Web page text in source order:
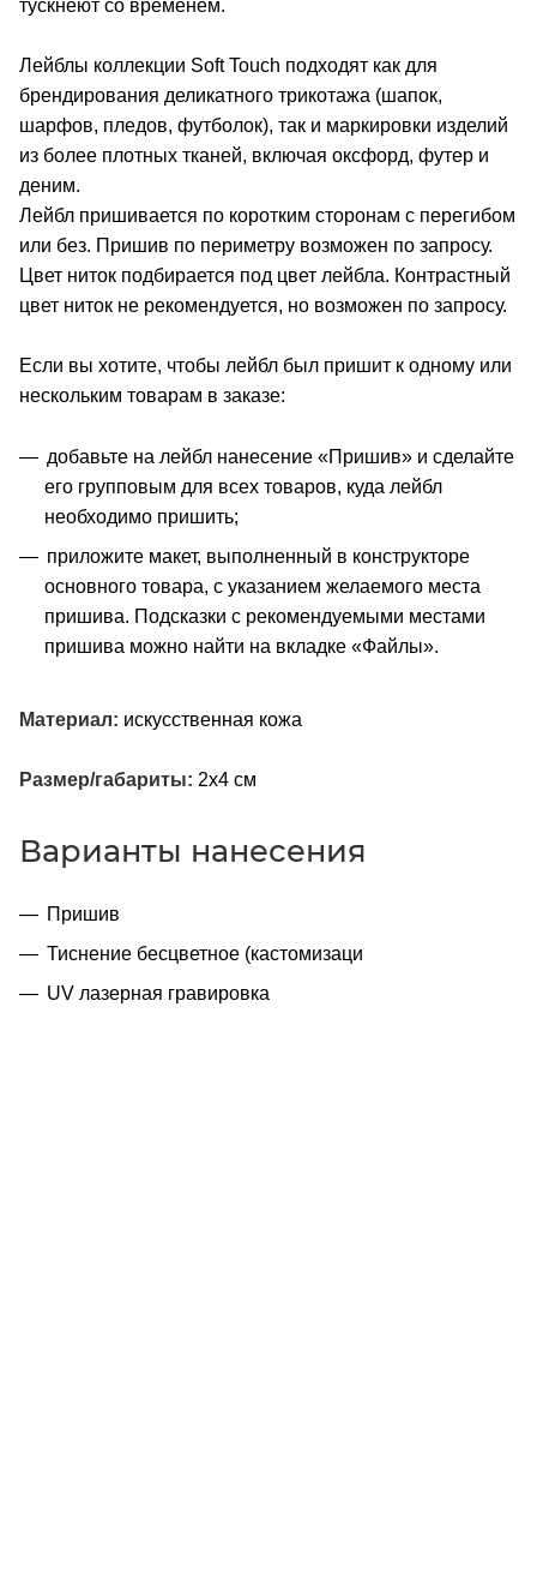
тускнеют со временем.
Лейблы коллекции Soft Touch подходят как для
брендирования деликатного трикотажа (шапок,
шарфов, пледов, футболок), так и маркировки изделий
из более плотных тканей, включая оксфорд, футер и
деним.
Лейбл пришивается по коротким сторонам с перегибом
или без. Пришив по периметру возможен по запросу.
Цвет ниток подбирается под цвет лейбла. Контрастный
цвет ниток не рекомендуется, но возможен по запросу.
Если вы хотите, чтобы лейбл был пришит к одному или
нескольким товарам в заказе:
добавьте на лейбл нанесение «Пришив» и сделайте
его групповым для всех товаров, куда лейбл
необходимо пришить;
приложите макет, выполненный в конструкторе
основного товара, с указанием желаемого места
пришива. Подсказки с рекомендуемыми местами
пришива можно найти на вкладке «Файлы».
Материал: искусственная кожа
Размер/габариты: 2х4 см
Варианты нанесения
Пришив
Тиснение бесцветное (кастомизаци
UV лазерная гравировка